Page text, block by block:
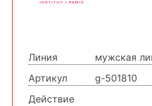
Линия
мужская
Артикул
g-501810
Действие